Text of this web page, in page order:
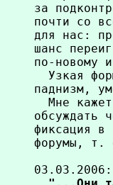
за
почти со
для нас:
шанс
по-новому
Узкая
паднизм,
Мне
обсуждать
фиксация в
форумы, т.
03.03.2006: